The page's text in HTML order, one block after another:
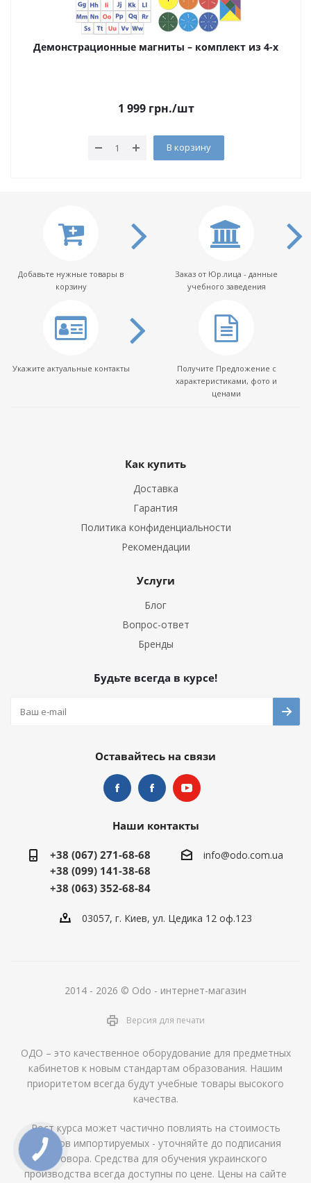
Демонстрационные магниты – комплект из 4-х
1 999грн./шт
В корзину
Добавьте нужные товары в
корзину
Заказ от Юр.лица - данные
учебного заведения
Укажите актуальные контакты
Получите Предложение с
характеристиками, фото и
ценами
Как купить
Доставка
Гарантия
Политика конфиденциальности
Рекомендации
Услуги
Блог
Вопрос-ответ
Бренды
Будьте всегда в курсе!
Оставайтесь на связи
Наши контакты
+38 (067) 271-68-68
+38 (099) 141-38-68
+38 (063) 352-68-84
info@odo.com.ua
03057, г. Киев, ул. Цедика 12 оф.123
2014 - 2026 © Odo - интернет-магазин
Версия для печати
ОДО – это качественное оборудование для предметных
кабинетов к новым стандартам образования. Нашим
приоритетом всегда будут учебные товары высокого
качества.
Рост курса может частично повлиять на стоимость
товаров импортируемых - уточняйте до подписания
договора. Средства для обучения украинского
производства всегда доступны по цене. Цены на сайте